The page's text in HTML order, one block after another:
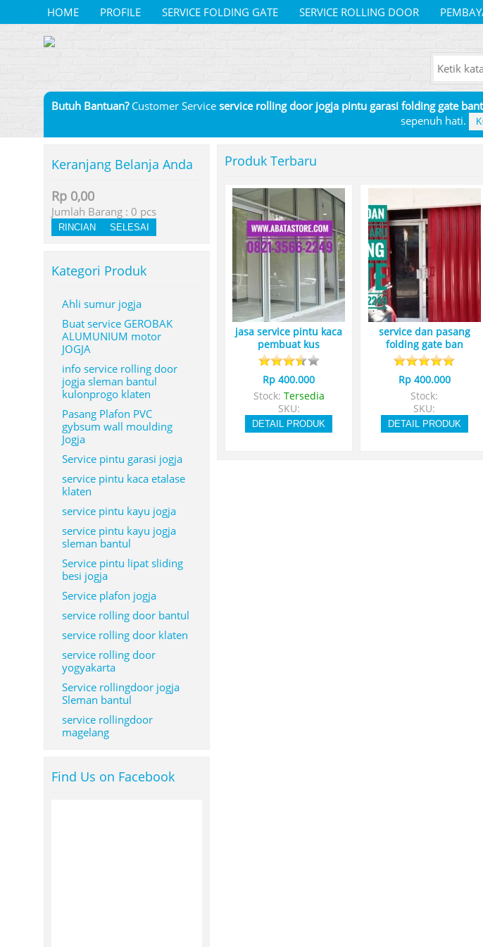
HOME PROFILE SERVICE FOLDING GATE SERVICE ROLLING DOOR
Butuh Bantuan?Customer Service service rolling door jogja pintu garasi folding gate
sepenuh hati.
Produk Terbaru
jasa service pintu kaca
pembuat kus
Rp 400.000
Stock: Tersedia
SKU:
DETAIL PRODUK
service dan pasang
folding gate ban
Rp 400.000
Stock:
SKU:
DETAIL PRODUK
Keranjang Belanja Anda
Rp 0,00
Jumlah Barang : 0 pcs
RINCIAN SELESAI
Kategori Produk
Ahli sumur jogja
Buat service GEROBAK
ALUMUNIUM motor
JOGJA
info service rolling door
jogja sleman bantul
kulonprogo klaten
Pasang Plafon PVC
gybsum wall moulding
Jogja
Service pintu garasi jogja
service pintu kaca etalase
klaten
service pintu kayu jogja
service pintu kayu jogja
sleman bantul
Service pintu lipat sliding
besi jogja
Service plafon jogja
service rolling door bantul
service rolling door klaten
service rolling door
yogyakarta
Service rollingdoor jogja
Sleman bantul
service rollingdoor
magelang
Find Us on Facebook